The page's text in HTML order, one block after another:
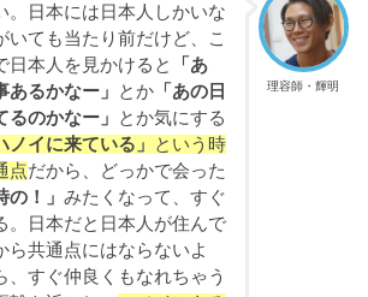
理容師・輝明
。日本には日本人しかいな
いても当たり前だけど、こ
日本人を見かけると
「あ
るかなー」
とか「あの日
のかなー」
とか気にする
ノイに来ている」
という時
点だから、どっかで会った
の！」 みたくなって、すぐ
。日本だと日本人が住んで
ら共通点にはならないよ
、すぐ仲良くもなれちゃう